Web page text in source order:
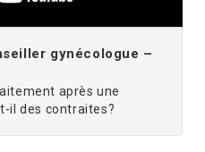
gynécologue –
après une
il des contraites?